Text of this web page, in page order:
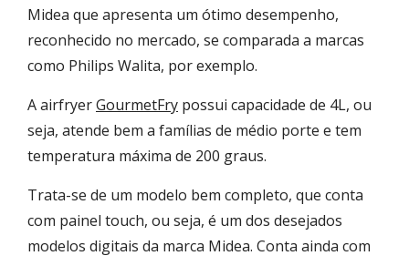
Midea que apresenta um ótimo desempenho,
reconhecido no mercado, se comparada a marcas
como Philips Walita, por exemplo.
A airfryerGourmetFry possui capacidade de 4L, ou
seja, atende bem a famílias de médio porte e tem
temperatura máxima de 200 graus.
Trata-se de um modelo bem completo, que conta
com painel touch, ou seja, é um dos desejados
modelos digitais da marca Midea. Conta ainda com